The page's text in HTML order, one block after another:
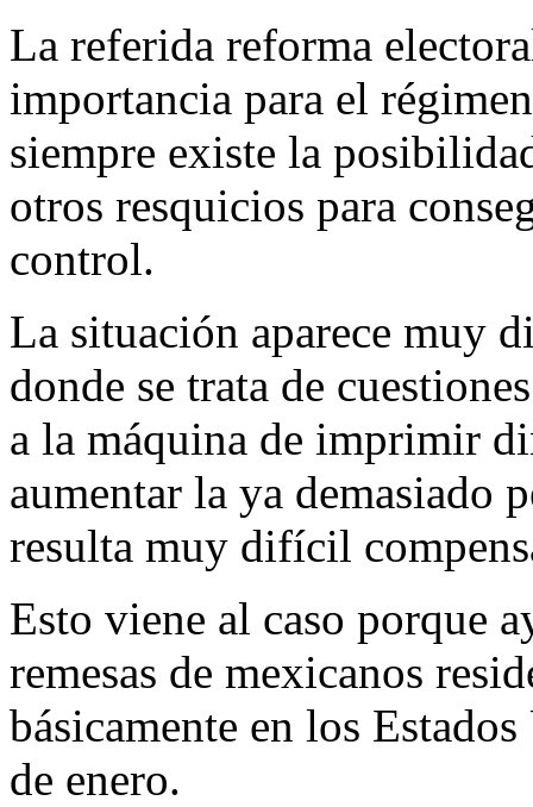
La referida reforma
importancia para el
siempre existe la
otros resquicios para
control.
La situación aparece muy
donde se trata de
a la máquina de imprimir
aumentar la ya demasiado
resulta muy difícil
Esto viene al caso porque
remesas de mexicanos
básicamente en los
de enero.